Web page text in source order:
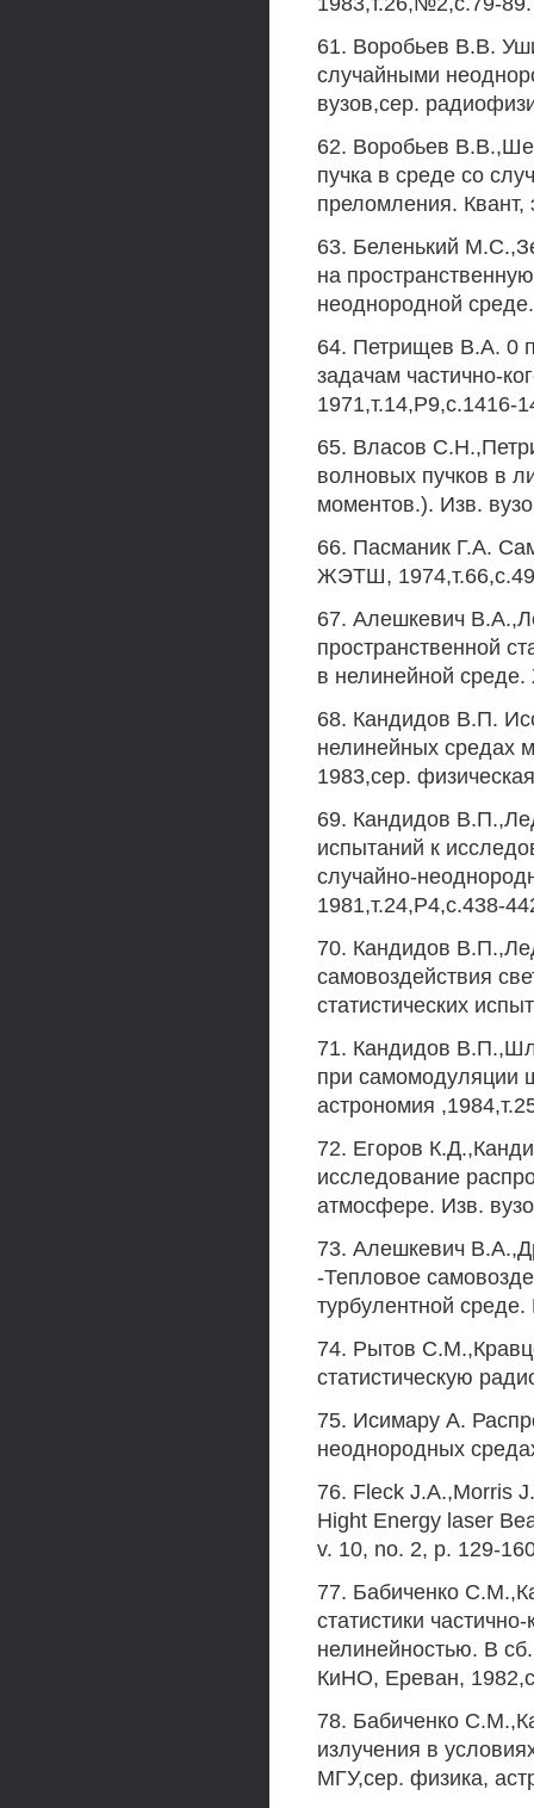
61. Воробьев В.В.
случайными
вузов,сер.
62. Воробьев
пучка в среде со
преломления. Квант,
63. Беленький
на
неоднородной
64. Петрищев В.А. 0
задачам частично-
1971,т.14,Р9,с.1416-
65. Власов
волновых пучков в
моментов.). Изв.
66. Пасманик Г.А.
ЖЭТШ,
67. Алешкевич
пространственной
в нелинейной
68. Кандидов В.П.
нелинейных средах
1983,сер.
69. Кандидов
испытаний к
случайно-
1981,т.24,Р4,с.438-
70. Кандидов
самовоздействия
статистических
71. Кандидов
при самомодуляции
астрономия
72. Егоров
исследование
атмосфере. Изв.
73. Алешкевич
-Тепловое
турбулентной среде.
74. Рытов
статистическую
75. Исимару А.
неоднородных
76. Fleck J.A.,Morris
Hight Energy laser
v. 10, no. 2, p. 129-
77. Бабиченко
статистики
нелинейностью. В
КиНО, Ереван,
78. Бабиченко
излучения в
МГУ,сер. физика,